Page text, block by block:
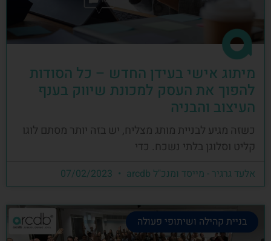
מיתוג אישי בעידן החדש – כל הסודות
להפוך את העסק למכונת שיווק בענף
העיצוב והבניה
כשזה מגיע לבניית מותג מצליח, יש בזה יותר מסתם לוגו
קליט וסלוגן בלתי נשכח. כדי
אלעד גרגיר - מייסד ומנכ"ל arcdb
בניית קהילה ושיתופי פעולה